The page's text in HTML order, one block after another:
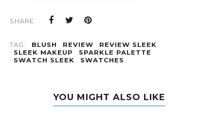
SHARE:
TAG: BLUSH REVIEW
REVIEW SLEEK
SLEEK MAKEUP
SPARKLE PALETTE
SWATCH SLEEK
SWATCHES
YOU MIGHT ALSO LIKE